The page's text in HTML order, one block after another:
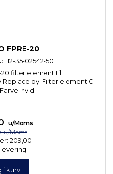
FPRE-20
12-35-02542-50
20 filter element til
Replace by: Filter element C-
hvid
u/Moms
u/Moms
209,00
i kurv